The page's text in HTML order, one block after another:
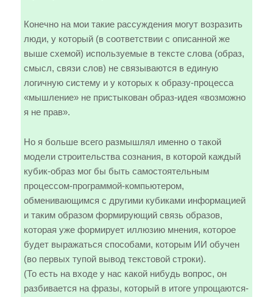
Конечно на мои такие рассуждения могут возразить
люди, у который (в соответствии с описанной же
выше схемой) используемые в тексте слова (образ,
смысл, связи слов) не связываются в единую
логичную систему и у которых к образу-процесса
«мышление» не пристыкован образ-идея «возможно
я не прав».
Но я больше всего размышлял именно о такой
модели строительства сознания, в которой каждый
кубик-образ мог бы быть самостоятельным
процессом-программой-компьютером,
обменивающимся с другими кубиками информацией
и таким образом формирующий связь образов,
которая уже формирует иллюзию мнения, которое
будет выражаться способами, которым ИИ обучен
(во первых тупой вывод текстовой строки).
(То есть на входе у нас какой нибудь вопрос, он
разбивается на фразы, который в итоге упрощаются-